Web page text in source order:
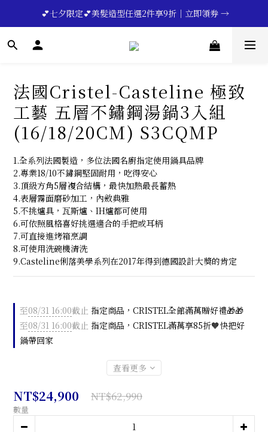
🔥💪My Superdad😍｜全館領券享9折｜立即領券 →
💕七夕限定💕美髮造型任選2件享9折｜立即領券 →
一分鐘登錄保固 | 買得安心又放心🔥▸▸
法國Cristel-Casteline 極致
工藝 五層不鏽鋼湯鍋3入組
(16/18/20CM) S3CQMP
1.全系列法國製造，多位法國名廚指定使用鍋具品牌
2.專業18/10不鏽鋼堅固耐用，吃得安心
3.頂級方角5層複合結構，最快加熱最長蓄熱
4.表層霧面磨砂加工，內斂典雅
5.不挑爐具，瓦斯爐、IH爐都可使用
6.可依照風格喜好挑選適合的手把或耳柄
7.可直接進烤箱烹調
8.可使用洗碗機清洗
9.Casteline俐落美學系列在2017年得到德國設計大獎的肯定
至08/31 16:00截止 指定商品，CRISTEL全館滿萬贈好禮🎁🎁
至08/31 16:00截止 指定商品，CRISTEL滿萬享85折🧡快把好
鍋帶回家
查看更多
NT$24,900 NT$62,990
數量